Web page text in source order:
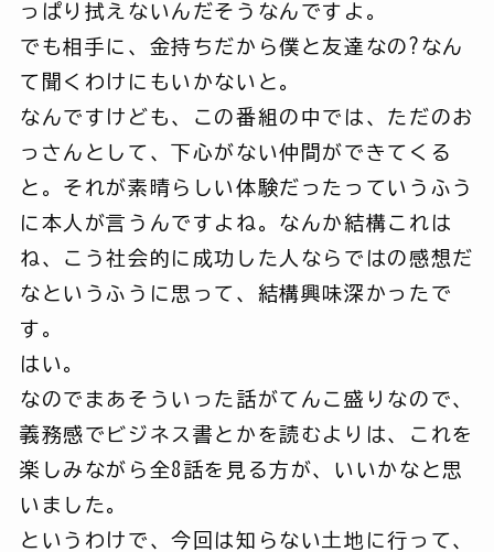
っぱり拭えないんだそうなんですよ。
でも相手に、金持ちだから僕と友達なの?なん
て聞くわけにもいかないと。
なんですけども、この番組の中では、ただのお
っさんとして、下心がない仲間ができてくる
と。それが素晴らしい体験だったっていうふう
に本人が言うんですよね。なんか結構これは
ね、こう社会的に成功した人ならではの感想だ
なというふうに思って、結構興味深かったで
す。
はい。
なのでまあそういった話がてんこ盛りなので、
義務感でビジネス書とかを読むよりは、これを
楽しみながら全8話を見る方が、いいかなと思
いました。
というわけで、今回は知らない土地に行って、